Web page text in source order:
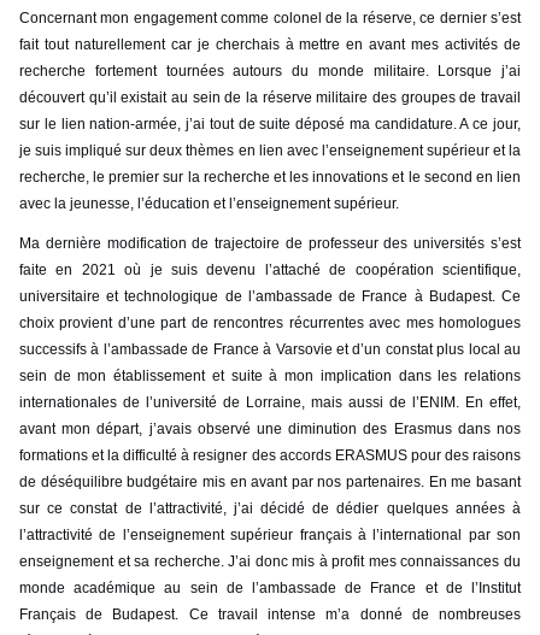
Concernant mon engagement comme colonel de la réserve, ce dernier s’est
fait tout naturellement car je cherchais à mettre en avant mes activités de
recherche fortement tournées autours du monde militaire. Lorsque j’ai
découvert qu’il existait au sein de la réserve militaire des groupes de travail
sur le lien nation-armée, j’ai tout de suite déposé ma candidature. A ce jour,
je suis impliqué sur deux thèmes en lien avec l’enseignement supérieur et la
recherche, le premier sur la recherche et les innovations et le second en lien
avec la jeunesse, l’éducation et l’enseignement supérieur.
Ma dernière modification de trajectoire de professeur des universités s’est
faite en 2021 où je suis devenu l’attaché de coopération scientifique,
universitaire et technologique de l’ambassade de France à Budapest. Ce
choix provient d’une part de rencontres récurrentes avec mes homologues
successifs à l’ambassade de France à Varsovie et d’un constat plus local au
sein de mon établissement et suite à mon implication dans les relations
internationales de l’université de Lorraine, mais aussi de l’ENIM. En effet,
avant mon départ, j’avais observé une diminution des Erasmus dans nos
formations et la difficulté à resigner des accords ERASMUS pour des raisons
de déséquilibre budgétaire mis en avant par nos partenaires. En me basant
sur ce constat de l’attractivité, j’ai décidé de dédier quelques années à
l’attractivité de l’enseignement supérieur français à l’international par son
enseignement et sa recherche. J’ai donc mis à profit mes connaissances du
monde académique au sein de l’ambassade de France et de l’Institut
Français de Budapest. Ce travail intense m’a donné de nombreuses